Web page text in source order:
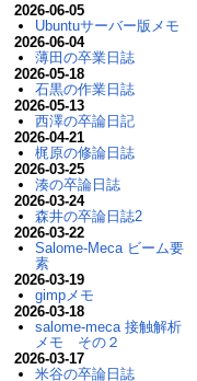
2026-06-05
Ubuntuサーバー版メモ
2026-06-04
薄田の卒業日誌
2026-05-18
石黒の作業日誌
2026-05-13
西澤の卒論日記
2026-04-21
梶原の修論日誌
2026-03-25
湊の卒論日誌
2026-03-24
森井の卒論日誌2
2026-03-22
Salome-Meca ビーム要
素
2026-03-19
gimpメモ
2026-03-18
salome-meca 接触解析
メモ その２
2026-03-17
米谷の卒論日誌